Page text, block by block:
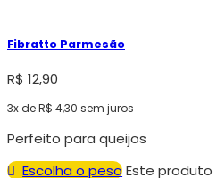
Fibratto Parmesão
R$ 12,90
3x deR$ 4,30 sem juros
Perfeito para queijos
Escolha o pesoEste produto